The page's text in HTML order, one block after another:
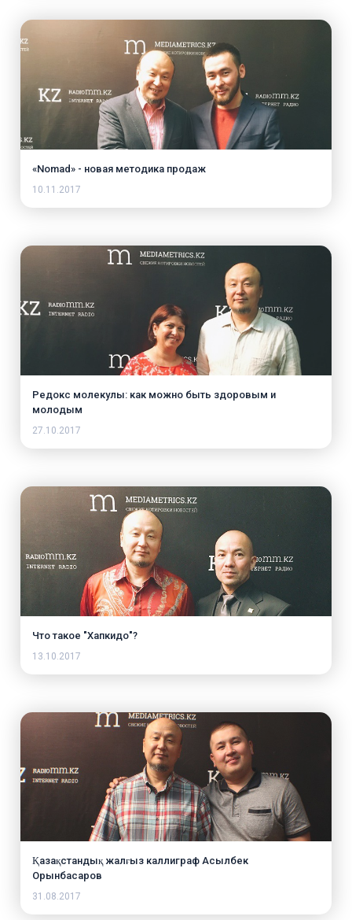
«Nomad» - новая методика продаж
10.11.2017
Редокс молекулы: как можно быть здоровым и
молодым
27.10.2017
Что такое "Хапкидо"?
13.10.2017
Қазақстандық жалғыз каллиграф Асылбек
Орынбасаров
31.08.2017